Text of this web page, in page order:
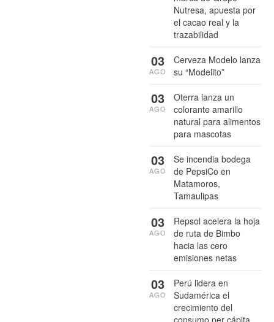
Nutresa, apuesta por
el cacao real y la
trazabilidad
Cerveza Modelo lanza
su “Modelito”
03
AGO
Oterra lanza un
colorante amarillo
natural para alimentos
para mascotas
03
AGO
Se incendia bodega
de PepsiCo en
Matamoros,
Tamaulipas
03
AGO
Repsol acelera la hoja
de ruta de Bimbo
hacia las cero
emisiones netas
03
AGO
Perú lidera en
Sudamérica el
crecimiento del
03
AGO